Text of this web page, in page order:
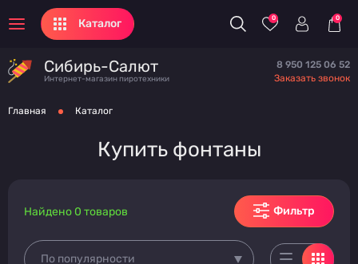
Каталог 0 0
Сибирь-Салют
Интернет-магазин пиротехники
8 950 125 06 52
Заказать звонок
Главная Каталог
Купить фонтаны
Фильтр
По популярности
Найдено 0 товаров